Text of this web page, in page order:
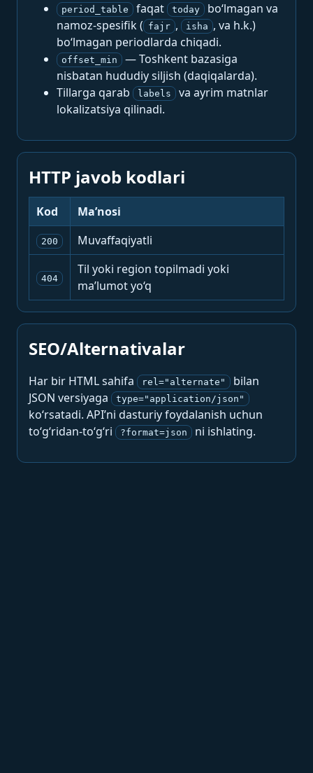
period_table faqat today
bo‘lmagan va
namoz-spesifik ( fajr , isha , va h.k.)
bo‘lmagan periodlarda chiqadi.
offset_min
— Toshkent bazasiga
nisbatan hududiy siljish (daqiqalarda).
Tillarga qarab
labels
va ayrim matnlar
lokalizatsiya qilinadi.
HTTP javob kodlari
Kod Ma’nosi
200 Muvaffaqiyatli
404
Til yoki region topilmadi yoki
ma’lumot yo‘q
SEO/Alternativalar
Har bir HTML sahifa rel="alternate"
bilan
JSON versiyaga
type="application/json"
ko‘rsatadi. API’ni dasturiy foydalanish uchun
to‘g‘ridan-to‘g‘ri
?format=json ni ishlating.